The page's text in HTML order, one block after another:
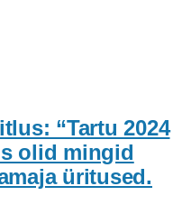
“Tartu 2024
olid mingid
üritused.